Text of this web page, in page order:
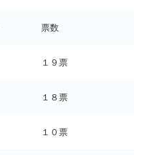
票数
１９票
１８票
１０票